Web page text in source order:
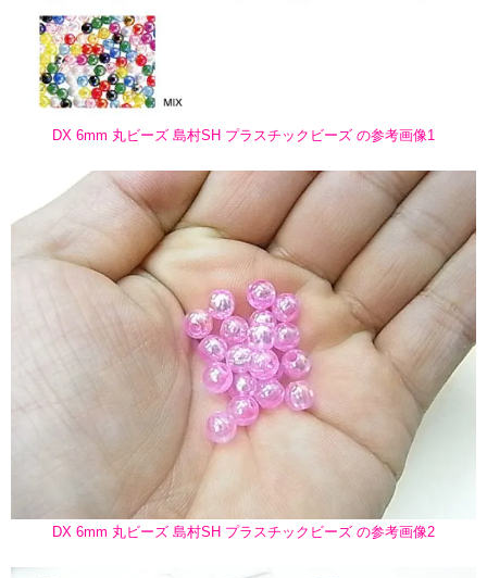
DX 6mm 丸ビーズ 島村SH プラスチックビーズ の参考画像1
DX 6mm 丸ビーズ 島村SH プラスチックビーズ の参考画像2